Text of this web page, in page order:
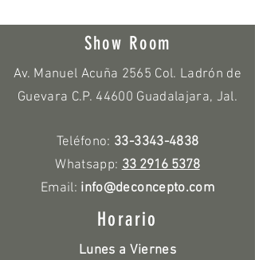
Show Room
Av. Manuel Acuña 2565 Col. Ladrón de
Guevara C.P. 44600 Guadalajara, Jal.
Teléfono: 33-3343-4838
Whatsapp:33 2916 5378
Email: info@deconcepto.com
Horario
Lunes a Viernes